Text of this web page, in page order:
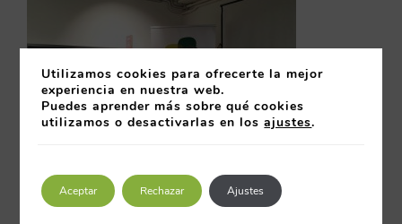
Utilizamos cookies para ofrecerte la mejor
experiencia en nuestra web.
Puedes aprender más sobre qué cookies
utilizamos o desactivarlas en losajustes.
Aceptar Rechazar Ajustes